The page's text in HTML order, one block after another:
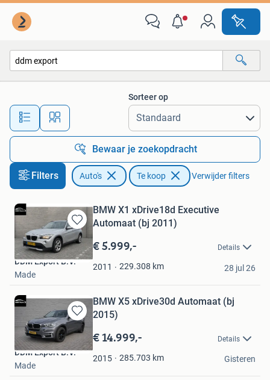
Alle afstanden…
Sorteer op
Bewaar je zoekopdracht
Filters Auto's Te koop Verwijder filters
Bewaren
in
Mijn
Favorieten
BMW X1 xDrive18d Executive
Automaat (bj 2011)
€ 5.999,- Details
2011 229.308 km
DDM Export B.V.
Made
28 jul 26
Bewaren
in
Mijn
Favorieten
BMW X5 xDrive30d Automaat (bj
2015)
€ 14.999,- Details
2015 285.703 km
DDM Export B.V.
Made
Gisteren